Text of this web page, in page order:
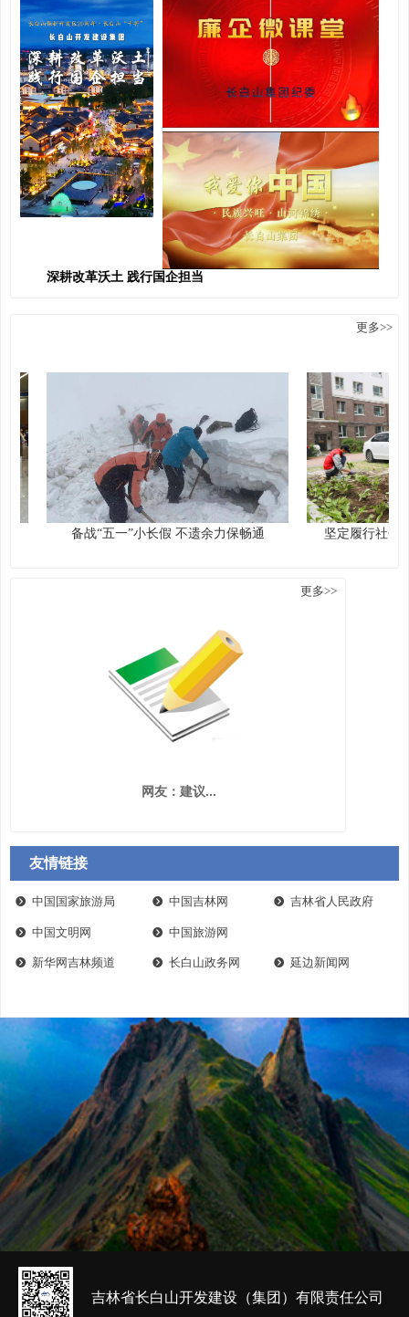
友情链接
深耕改革沃土 践行国企担当
更多>>
备战“五一”小长假 不遗余力保畅通 坚定履行社会责任
更多>>
网友：建议...
뀹 中国国家旅游局
뀹 中国文明网
뀹 中国吉林网
뀹 中国旅游网
뀹 吉林省人民政府
뀹 长白山政务网 뀹 延边新闻网
뀹 新华网吉林频道
吉林省长白山开发建设（集团）有限责任公司